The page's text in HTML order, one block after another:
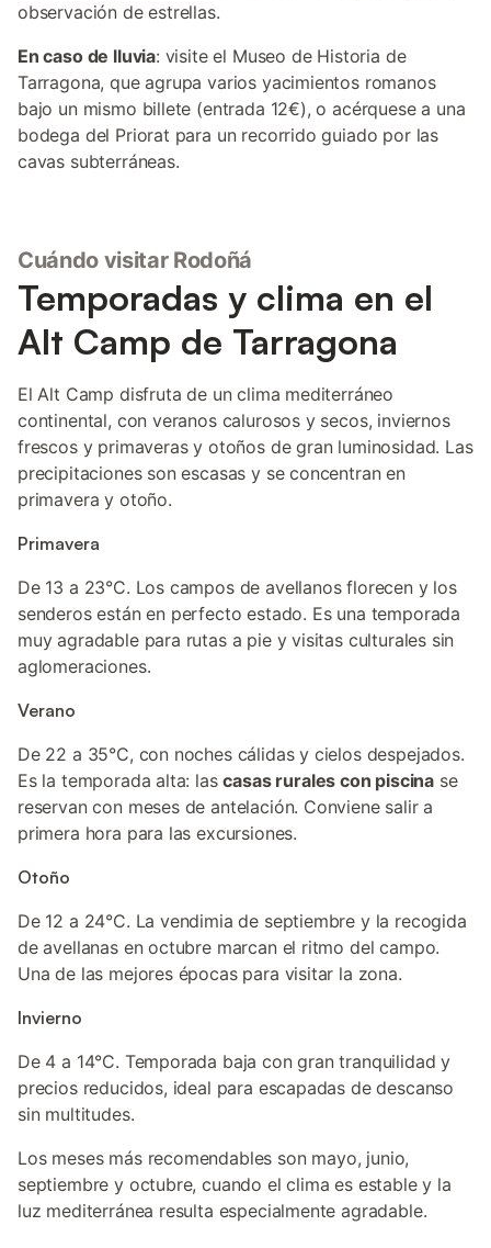
observación de estrellas.
En caso de lluvia: visite el Museo de Historia de
Tarragona, que agrupa varios yacimientos romanos
bajo un mismo billete (entrada 12€), o acérquese a una
bodega del Priorat para un recorrido guiado por las
cavas subterráneas.
Cuándo visitar Rodoñá
Temporadas y clima en el
Alt Camp de Tarragona
El Alt Camp disfruta de un clima mediterráneo
continental, con veranos calurosos y secos, inviernos
frescos y primaveras y otoños de gran luminosidad. Las
precipitaciones son escasas y se concentran en
primavera y otoño.
Primavera
De 13 a 23°C. Los campos de avellanos florecen y los
senderos están en perfecto estado. Es una temporada
muy agradable para rutas a pie y visitas culturales sin
aglomeraciones.
Verano
De 22 a 35°C, con noches cálidas y cielos despejados.
Es la temporada alta: lascasas rurales con piscina se
reservan con meses de antelación. Conviene salir a
primera hora para las excursiones.
Otoño
De 12 a 24°C. La vendimia de septiembre y la recogida
de avellanas en octubre marcan el ritmo del campo.
Una de las mejores épocas para visitar la zona.
Invierno
De 4 a 14°C. Temporada baja con gran tranquilidad y
precios reducidos, ideal para escapadas de descanso
sin multitudes.
Los meses más recomendables son mayo, junio,
septiembre y octubre, cuando el clima es estable y la
luz mediterránea resulta especialmente agradable.